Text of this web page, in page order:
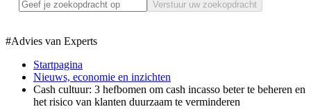
Verstuur uw zoekopdracht
#Advies van Experts
Startpagina
Nieuws, economie en inzichten
Cash cultuur: 3 hefbomen om cash incasso beter te beheren en
het risico van klanten duurzaam te verminderen